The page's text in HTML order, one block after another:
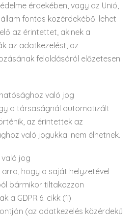
érdekében, vagy az Unió,
fontos közérdekéből lehet
az érintettet, akinek a
az adatkezelést, az
feloldásáról előzetesen
való jog
a társaságnál automatizált
az érintettek az
való jogukkal nem élhetnek.
való jog
hogy a saját helyzetével
bármikor tiltakozzon
a GDPR 6. cikk (1)
(az adatkezelés közérdekű